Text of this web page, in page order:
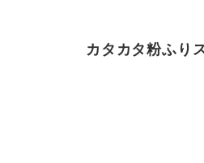
カタカタ粉ふり